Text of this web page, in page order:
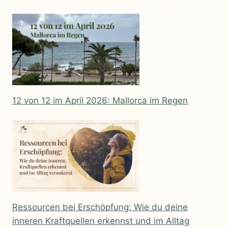
12 von 12 im April 2026: Mallorca im Regen
Ressourcen bei Erschöpfung: Wie du deine
inneren Kraftquellen erkennst und im Alltag